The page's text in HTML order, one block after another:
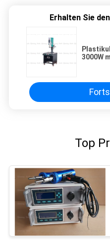
Erhalten Sie
3000W
Top